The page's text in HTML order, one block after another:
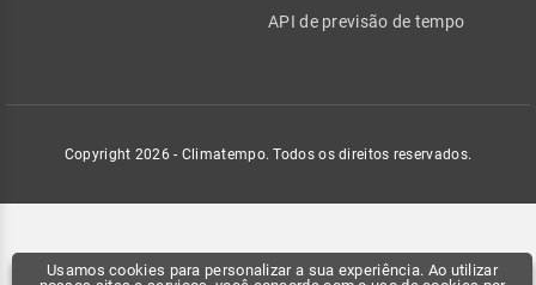
Usamos cookies para personalizar a sua experiência. Ao utilizar
API de previsão de tempo
Copyright 2026 - Climatempo. Todos os direitos reservados.